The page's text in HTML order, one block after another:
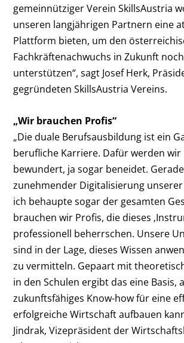
gemeinnütziger Verein SkillsAustria
unseren langjährigen Partnern eine
Plattform bieten, um den
Fachkräftenachwuchs in Zukunft
unterstützen“, sagt Josef Herk,
gegründeten SkillsAustria Vereins.
„Wir brauchen Profis“
„Die duale Berufsausbildung ist ein
berufliche Karriere. Dafür werden
bewundert, ja sogar beneidet.
zunehmender Digitalisierung
ich behaupte sogar der gesamten
brauchen wir Profis, die dieses
professionell beherrschen. Unsere
sind in der Lage, dieses Wissen
zu vermitteln. Gepaart mit
in den Schulen ergibt das eine Basis,
zukunftsfähiges Know-how für eine
erfolgreiche Wirtschaft aufbauen
Jindrak, Vizepräsident der